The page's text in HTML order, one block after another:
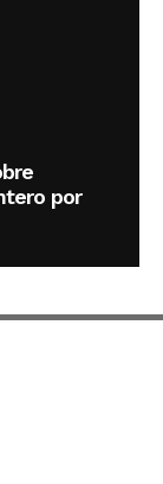
por
en
en LinkedIn
en